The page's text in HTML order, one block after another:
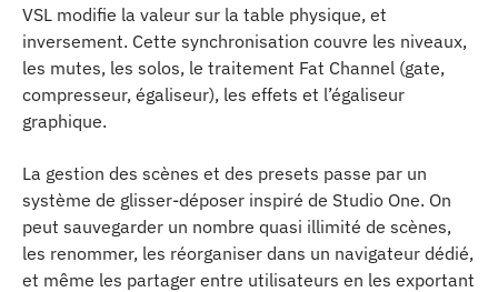
VSL modifie la valeur sur la table physique, et
inversement. Cette synchronisation couvre les niveaux,
les mutes, les solos, le traitement Fat Channel (gate,
compresseur, égaliseur), les effets et l’égaliseur
graphique.
La gestion des scènes et des presets passe par un
système de glisser-déposer inspiré de Studio One. On
peut sauvegarder un nombre quasi illimité de scènes,
les renommer, les réorganiser dans un navigateur dédié,
et même les partager entre utilisateurs en les exportant